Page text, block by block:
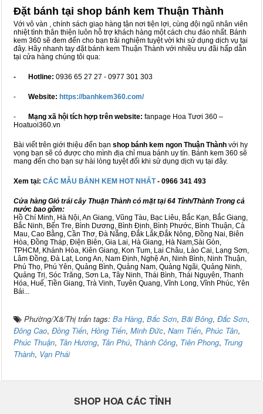
Đặt bánh tại shop bánh kem Thuận Thành
Với vô vàn , chính sách giao hàng tận nơi tiện lợi, cùng đội ngũ nhân viên
nhiệt tình thân thiện luôn hỗ trợ khách hàng một cách chu đáo nhất. Bánh
kem 360 sẽ đem đến cho bạn trải nghiệm tuyệt vời khi sử dụng dịch vụ tại
đây. Hãy nhanh tay đặt bánh kem Thuận Thành với nhiều ưu đãi hấp dẫn
tại cửa hàng chúng tôi qua:
- Hotline: 0936 65 27 27 - 0977 301 303
- Website: https://banhkem360.com/
- Mạng xã hội tích hợp trên website: fanpage Hoa Tươi 360 –
Hoatuoi360.vn
Bài viết trên giới thiệu đến bạn shop bánh kem ngon Thuận Thành với hy
vọng bạn sẽ có được cho mình địa chỉ mua bánh uy tín. Bánh kem 360 sẽ
mang đến cho bạn sự hài lòng tuyệt đối khi sử dụng dịch vụ tại đây.
Xem tại: CÁC MẪU BÁNH KEM HOT NHẤT- 0966 341 493
Cửa hàng Giỏ trái cây Thuận Thành có mặt tại 64 Tỉnh/Thành Trong cả
nước bao gồm:
Hồ Chí Minh, Hà Nội, An Giang, Vũng Tàu, Bạc Liêu, Bắc Kạn, Bắc Giang,
Bắc Ninh, Bến Tre, Bình Dương, Bình Định, Bình Phước, Bình Thuận, Cà
Mau, Cao Bằng, Cần Thơ, Đà Nẵng, Đắk Lắk,Đắk Nông, Đồng Nai, Biên
Hòa, Đồng Tháp, Điện Biên, Gia Lai, Hà Giang, Hà Nam,Sài Gòn,
TPHCM, Khánh Hòa, Kiên Giang, Kon Tum, Lai Châu, Lào Cai, Lạng Sơn,
Lâm Đồng, Đà Lạt, Long An, Nam Định, Nghệ An, Ninh Bình, Ninh Thuận,
Phú Thọ, Phú Yên, Quảng Bình, Quảng Nam, Quảng Ngãi, Quảng Ninh,
Quảng Trị, Sóc Trăng, Sơn La, Tây Ninh, Thái Bình, Thái Nguyên, Thanh
Hóa, Huế, Tiền Giang, Trà Vinh, Tuyên Quang, Vĩnh Long, Vĩnh Phúc, Yên
Bái...
Phường/Xã/Thị trấn tags: Ba Hàng, Bắc Sơn, Bãi Bông, Đắc Sơn,
Đông Cao, Đồng Tiến, Hồng Tiến, Minh Đức, Nam Tiến, Phúc Tân,
Phúc Thuận, Tân Hương, Tân Phú, Thành Công, Tiên Phong, Trung
Thành, Vạn Phái
SHOP HOA CÁC TỈNH